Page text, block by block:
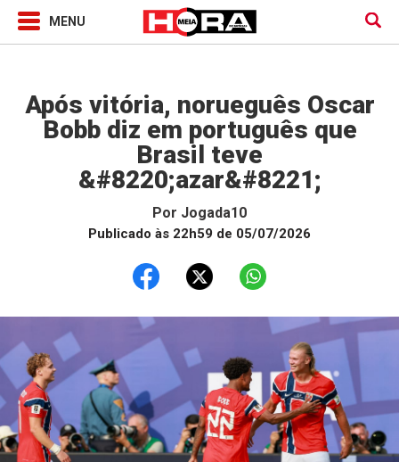
Após vitória, norueguês Oscar
Bobb diz em português que
Brasil teve
&#8220;azar&#8221;
Por Jogada10
Publicado às 22h59 de 05/07/2026